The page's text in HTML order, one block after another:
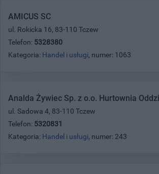
AMICUS SC
ul. Rokicka 16, 83-110 Tczew
Telefon: 5328380
Kategoria: Handel i usługi, numer: 1063
Analda Żywiec Sp. z o.o. Hurtownia
ul. Sadowa 4, 83-110 Tczew
Telefon: 5320831
Kategoria: Handel i usługi, numer: 243